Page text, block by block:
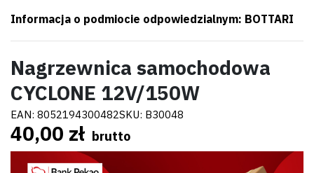
Informacja o podmiocie odpowiedzialnym: BOTTARI
Nagrzewnica samochodowa
CYCLONE 12V/150W
EAN: 8052194300482SKU: B30048
40,00 zł brutto